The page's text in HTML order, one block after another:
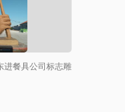
进餐具公司标志雕